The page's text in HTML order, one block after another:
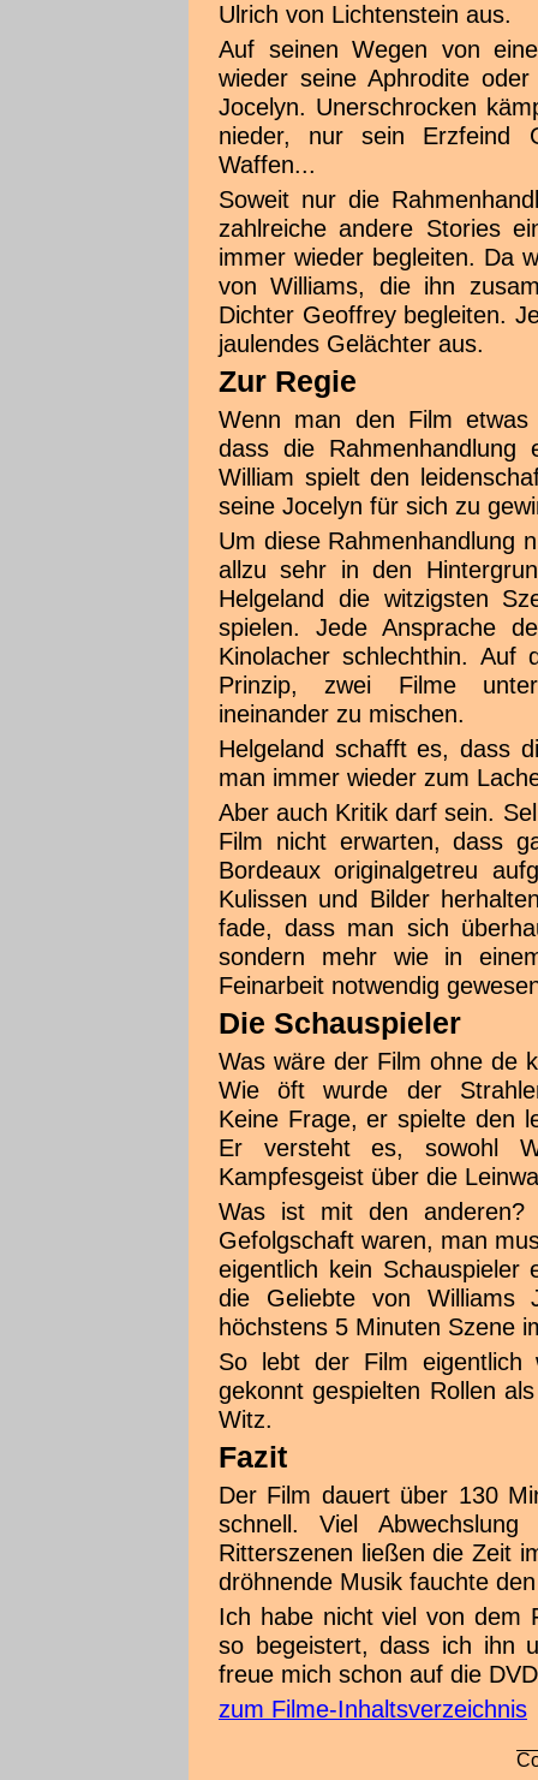
Ulrich von Lichtenstein aus.
Auf seinen Wegen von
wieder seine Aphrodite
Jocelyn. Unerschrocken
nieder, nur sein Erzfeind
Waffen...
Soweit nur die
zahlreiche andere Stories
immer wieder begleiten. Da
von Williams, die ihn
Dichter Geoffrey begleiten.
jaulendes Gelächter aus.
Zur Regie
Wenn man den Film etwas
dass die Rahmenhandlung
William spielt den
seine Jocelyn für sich zu
Um diese Rahmenhandlung
allzu sehr in den
Helgeland die witzigsten
spielen. Jede Ansprache
Kinolacher schlechthin. Auf
Prinzip, zwei Filme
ineinander zu mischen.
Helgeland schafft es, dass
man immer wieder zum
Aber auch Kritik darf sein.
Film nicht erwarten, dass
Bordeaux originalgetreu
Kulissen und Bilder
fade, dass man sich
sondern mehr wie in
Feinarbeit notwendig
Die Schauspieler
Was wäre der Film ohne de
Wie öft wurde der
Keine Frage, er spielte den
Er versteht es, sowohl
Kampfesgeist über die
Was ist mit den
Gefolgschaft waren, man
eigentlich kein Schauspieler
die Geliebte von Williams
höchstens 5 Minuten Szene
So lebt der Film eigentlich
gekonnt gespielten Rollen
Witz.
Fazit
Der Film dauert über 130
schnell. Viel
Ritterszenen ließen die Zeit
dröhnende Musik fauchte
Ich habe nicht viel von dem
so begeistert, dass ich ihn
freue mich schon auf die
zum Filme-Inhaltsverzeichnis